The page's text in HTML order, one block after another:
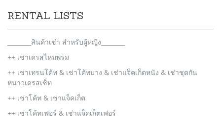
RENTAL LISTS
________สินค้าเช่า สำหรับผู้หญิง________
++ เช่าเดรสไหมพรม
++ เช่าเทรนโค้ท & เช่าโค้ทบาง & เช่าแจ็คเก็ตหนัง & เช่าชุดกัน
หนาวเดรสเซ็ท
++ เช่าโค้ท & เช่าแจ็คเก็ต
++ เช่าโค้ทเฟอร์ & เช่าแจ็คเก็ตเฟอร์